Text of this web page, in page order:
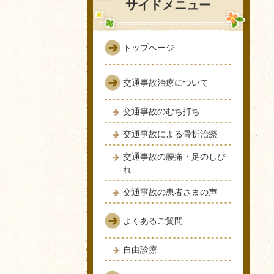
サイドメニュー
トップページ
交通事故治療について
交通事故のむち打ち
交通事故による骨折治療
交通事故の腰痛・足のしび
れ
交通事故の患者さまの声
よくあるご質問
自由診療